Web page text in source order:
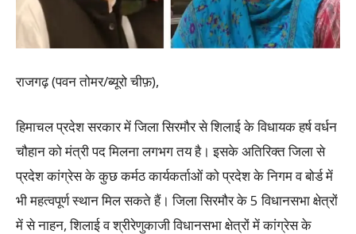
राजगढ़ (पवन तोमर/ब्यूरो चीफ़),
हिमाचल प्रदेश सरकार में जिला सिरमौर से शिलाई के विधायक हर्ष वर्धन
चौहान को मंत्री पद मिलना लगभग तय है। इसके अतिरिक्त जिला से
प्रदेश कांग्रेस के कुछ कर्मठ कार्यकर्ताओं को प्रदेश के निगम व बोर्ड में
भी महत्वपूर्ण स्थान मिल सकते हैं। जिला सिरमौर के 5 विधानसभा क्षेत्रों
में से नाहन, शिलाई व श्रीरेणुकाजी विधानसभा क्षेत्रों में कांग्रेस के